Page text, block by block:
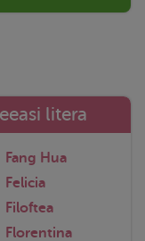
litera
Fang Hua
Felicia
Filoftea
Florentina